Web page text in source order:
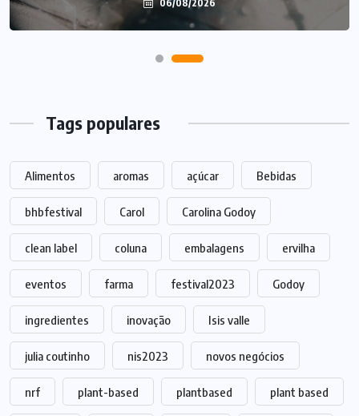
06/08/2026
06/08/2026
Tags populares
Alimentos aromas açúcar Bebidas
bhbfestival Carol Carolina Godoy
clean label coluna embalagens ervilha
eventos farma festival2023 Godoy
ingredientes inovação Isis valle
julia coutinho nis2023 novos negócios
nrf plant-based plantbased plant based